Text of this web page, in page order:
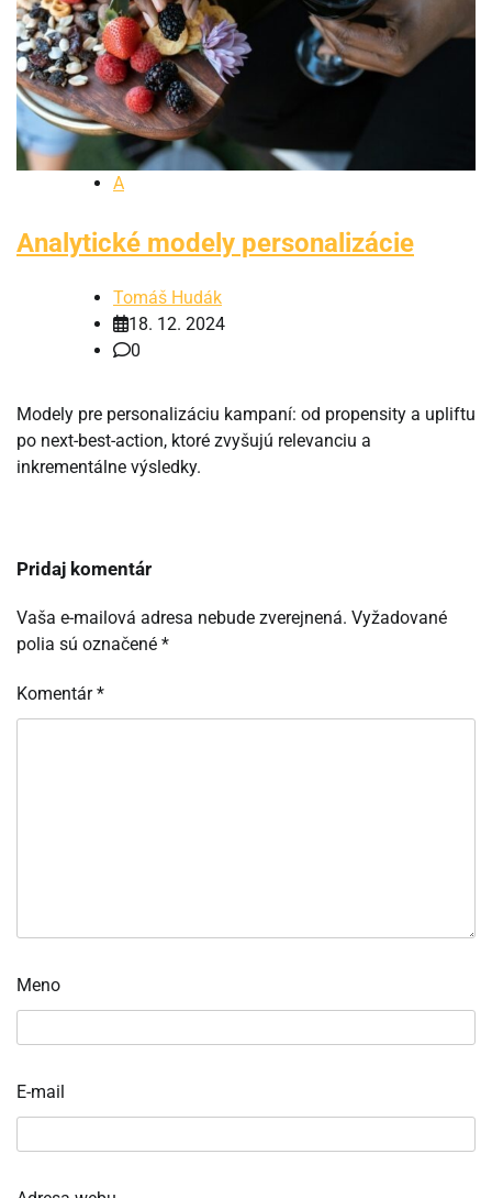
A
Analytické modely personalizácie
Tomáš Hudák
18. 12. 2024
0
Modely pre personalizáciu kampaní: od propensity a upliftu
po next-best-action, ktoré zvyšujú relevanciu a
inkrementálne výsledky.
Pridaj komentár
Vaša e-mailová adresa nebude zverejnená. Vyžadované
polia sú označené *
Komentár*
Meno
E-mail